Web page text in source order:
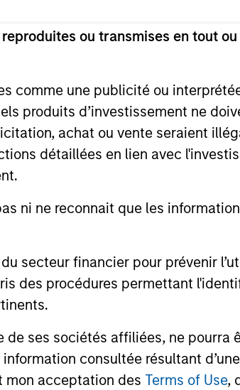
ou transmises en tout
comme une publicité ou
produits d’investissement ne
achat ou vente seraient
détaillées en lien avec
ni ne reconnait que les
secteur financier pour prévenir
des procédures permettant
de ses sociétés affiliées, ne pourra
consultée résultant
mon acceptation des Terms of Use,
Cutting Through Labels’
Noise in the Sustainable
Bond Market: The Merits of a
The Fixed Income team actively engages
with Green Bond market players to
promote robust sustainable financing
frameworks that help effectively catalyse
capital towards environmentally and